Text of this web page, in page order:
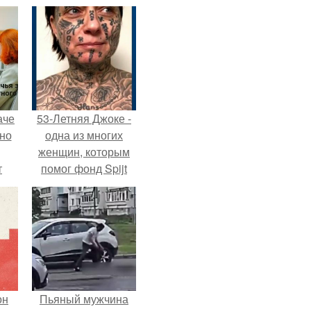
53-Летняя Джоке -
одна из многих
женщин, которым
помог фонд Spijt
van Tattoo,
основанный в
Роттердаме.
Пьяный мужчина